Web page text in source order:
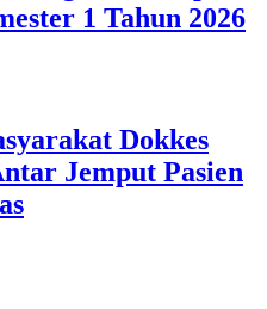
1 Tahun 2026
Dokkes
Jemput Pasien